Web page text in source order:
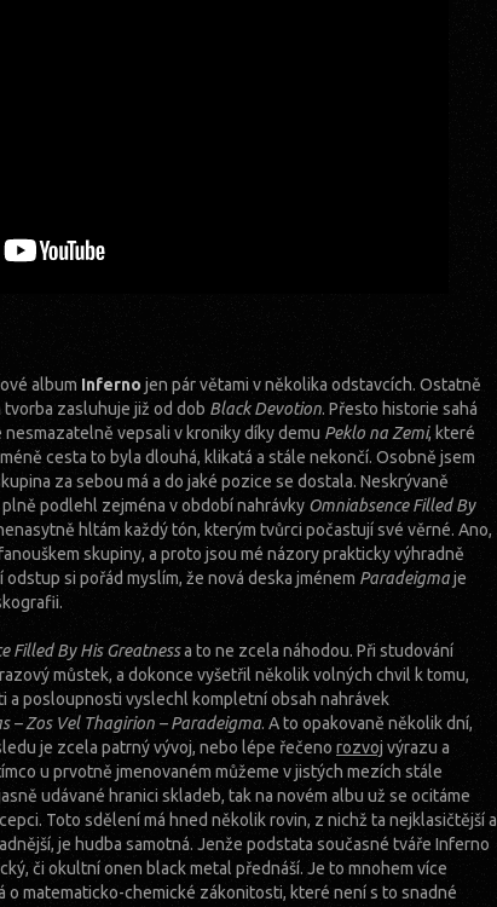
album Inferno jen pár větami v několika odstavcích. Ostatně
tvorba zasluhuje již od dob Black Devotion. Přesto historie sahá
nesmazatelně vepsali v kroniky díky demu Peklo na Zemi, které
cesta to byla dlouhá, klikatá a stále nekončí. Osobně jsem
za sebou má a do jaké pozice se dostala. Neskrývaně
podlehl zejména v období nahrávky Omniabsence Filled By
hltám každý tón, kterým tvůrci počastují své věrné. Ano,
skupiny, a proto jsou mé názory prakticky výhradně
si pořád myslím, že nová deska jménem Paradeigmaje
Filled By His Greatnessa to ne zcela náhodou. Při studování
můstek, a dokonce vyšetřil několik volných chvil k tomu,
a posloupnosti vyslechl kompletní obsah nahrávek
– Zos Vel Thagirion – Paradeigma. A to opakovaně několik dní,
je zcela patrný vývoj, nebo lépe řečeno rozvoj výrazu a
u prvotně jmenovaném můžeme v jistých mezích stále
udávané hranici skladeb, tak na novém albu už se ocitáme
Toto sdělení má hned několik rovin, z nichž ta nejklasičtější a
je hudba samotná. Jenže podstata současné tváře Inferno
či okultní onen black metal přednáší. Je to mnohem více
matematicko-chemické zákonitosti, které není s to snadné